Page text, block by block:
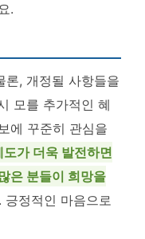
.
론, 개정될 사항들을
모를 추가적인 혜
에 꾸준히 관심을
도가 더욱 발전하면
은 분들이 희망을
. 긍정적인 마음으로